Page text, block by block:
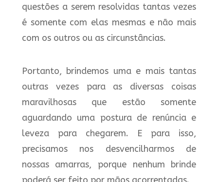
questões a serem resolvidas tantas vezes
é somente com elas mesmas e não mais
com os outros ou as circunstâncias.
Portanto, brindemos uma e mais tantas
outras vezes para as diversas coisas
maravilhosas que estão somente
aguardando uma postura de renúncia e
leveza para chegarem. E para isso,
precisamos nos desvencilharmos de
nossas amarras, porque nenhum brinde